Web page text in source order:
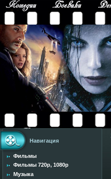
Навигация
Фильмы
Фильмы 720p, 1080p
Музыка